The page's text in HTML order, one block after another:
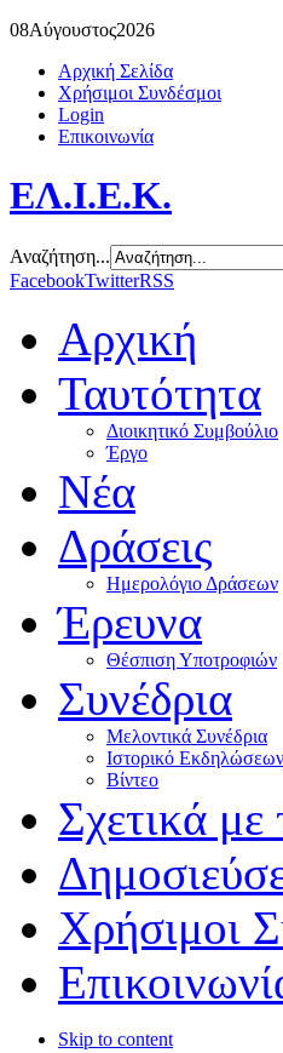
08Αύγουστος2026
Αρχική Σελίδα
Χρήσιμοι Συνδέσμοι
Login
Επικοινωνία
ΕΛ.Ι.Ε.Κ.
Αναζήτηση...
FacebookTwitterRSS
Αρχική
Ταυτότητα
Διοικητικό Συμβούλιο
Έργο
Νέα
Δράσεις
Ημερολόγιο Δράσεων
Έρευνα
Θέσπιση Υποτροφιών
Συνέδρια
Μελοντικά Συνέδρια
Ιστορικό Εκδηλώσεων
Βίντεο
Σχετικά
Χρήσιμοι
Skip to content